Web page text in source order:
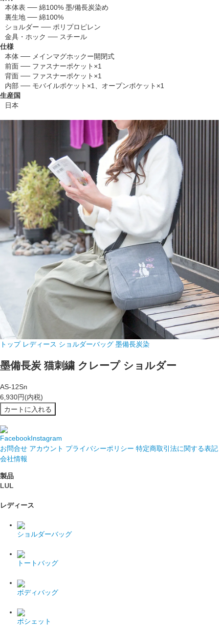
本体表 ── 綿100% 墨/備長炭染め
裏生地 ── 綿100%
ショルダー ── ポリプロピレン
金具・ホック ── スチール
仕様
本体 ── メインマグホックー開閉式
前面 ── ファスナーポケット×1
背面 ── ファスナーポケット×1
内部 ── モバイルポケット×1、オープンポケット×1
生産国
日本
トップ レディース ショルダーバッグ 墨備長炭染
墨備長炭 猫刺繍 クレープ ショルダー
AS-12Sn
6,930円(内税)
カートに入れる
FacebookInstagram
お問合せ アカウント プライバシーポリシー 特定商取引法に関する表記
会社情報
製品
LUL
レディース
ショルダーバッグ
トートバッグ
ボディバッグ
ポシェット